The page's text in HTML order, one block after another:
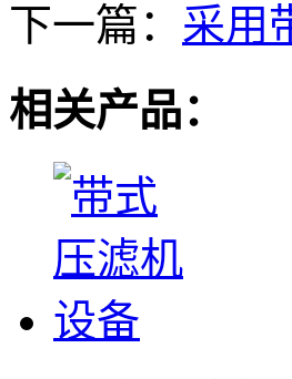
下一篇： 采用
相关产品：